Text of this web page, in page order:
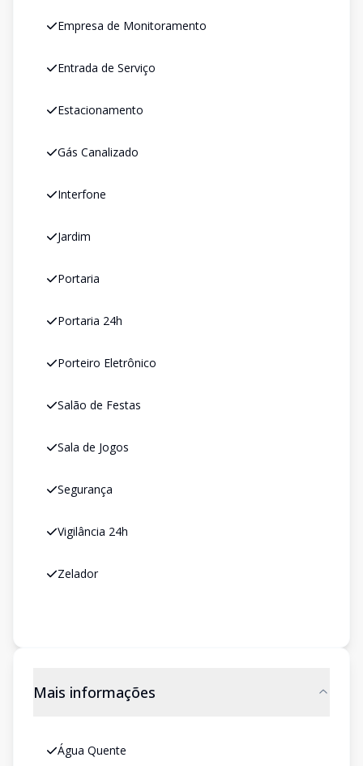
Empresa de Monitoramento
Entrada de Serviço
Estacionamento
Gás Canalizado
Interfone
Jardim
Portaria
Portaria 24h
Porteiro Eletrônico
Salão de Festas
Sala de Jogos
Segurança
Vigilância 24h
Zelador
Mais informações
Água Quente